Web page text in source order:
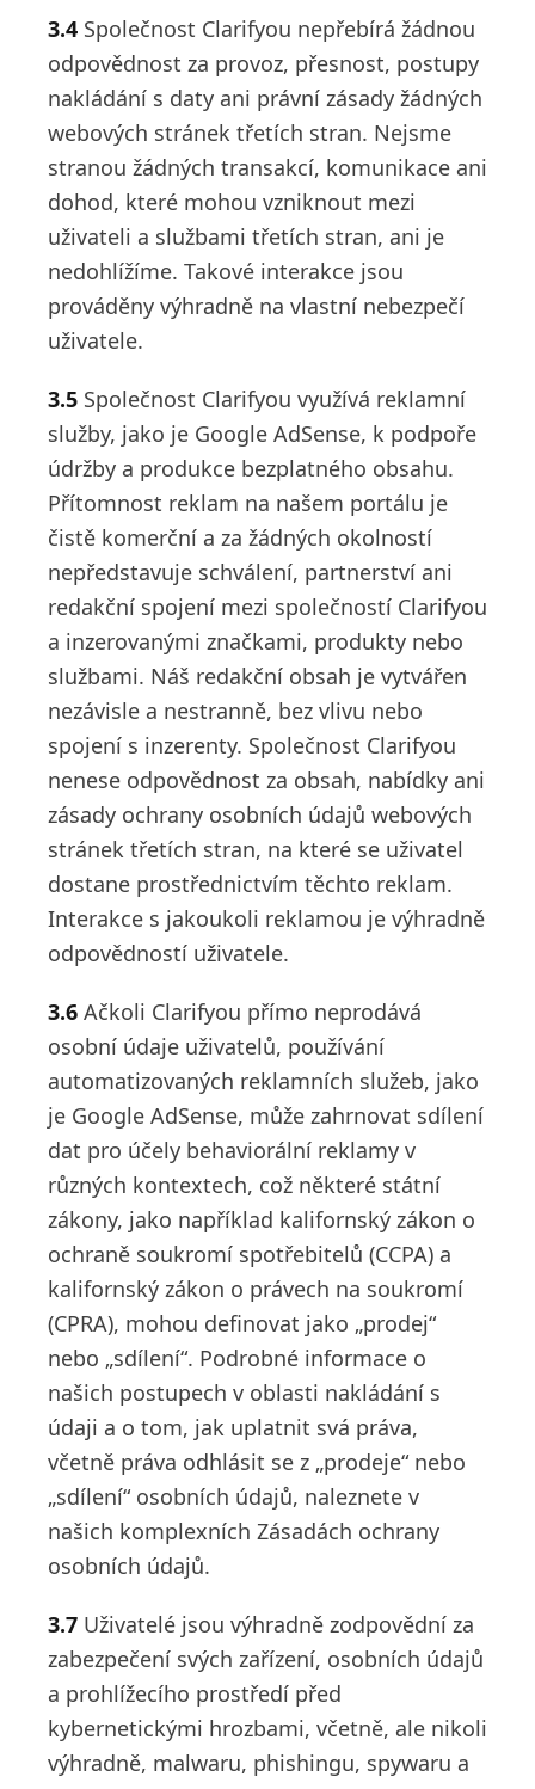
3.4 Společnost Clarifyou nepřebírá žádnou
odpovědnost za provoz, přesnost, postupy
nakládání s daty ani právní zásady žádných
webových stránek třetích stran. Nejsme
stranou žádných transakcí, komunikace ani
dohod, které mohou vzniknout mezi
uživateli a službami třetích stran, ani je
nedohlížíme. Takové interakce jsou
prováděny výhradně na vlastní nebezpečí
uživatele.
3.5 Společnost Clarifyou využívá reklamní
služby, jako je Google AdSense, k podpoře
údržby a produkce bezplatného obsahu.
Přítomnost reklam na našem portálu je
čistě komerční a za žádných okolností
nepředstavuje schválení, partnerství ani
redakční spojení mezi společností Clarifyou
a inzerovanými značkami, produkty nebo
službami. Náš redakční obsah je vytvářen
nezávisle a nestranně, bez vlivu nebo
spojení s inzerenty. Společnost Clarifyou
nenese odpovědnost za obsah, nabídky ani
zásady ochrany osobních údajů webových
stránek třetích stran, na které se uživatel
dostane prostřednictvím těchto reklam.
Interakce s jakoukoli reklamou je výhradně
odpovědností uživatele.
3.6 Ačkoli Clarifyou přímo neprodává
osobní údaje uživatelů, používání
automatizovaných reklamních služeb, jako
je Google AdSense, může zahrnovat sdílení
dat pro účely behaviorální reklamy v
různých kontextech, což některé státní
zákony, jako například kalifornský zákon o
ochraně soukromí spotřebitelů (CCPA) a
kalifornský zákon o právech na soukromí
(CPRA), mohou definovat jako „prodej“
nebo „sdílení“. Podrobné informace o
našich postupech v oblasti nakládání s
údaji a o tom, jak uplatnit svá práva,
včetně práva odhlásit se z „prodeje“ nebo
„sdílení“ osobních údajů, naleznete v
našich komplexních Zásadách ochrany
osobních údajů.
3.7 Uživatelé jsou výhradně zodpovědní za
zabezpečení svých zařízení, osobních údajů
a prohlížecího prostředí před
kybernetickými hrozbami, včetně, ale nikoli
výhradně, malwaru, phishingu, spywaru a